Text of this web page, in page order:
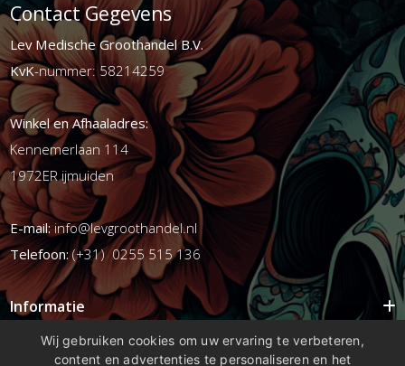
Contact Gegevens
Lev Medische Groothandel B.V.
KvK-nummer: 58214259
Winkel en Afhaaladres:
Kennemerlaan 114
1972ER ijmuiden
E-mail:info@levgroothandel.nl
Telefoon:(+31) 0255 515 136
Informatie
Mijn account
Wij gebruiken cookies om uw ervaring te verbeteren,
content en advertenties te personaliseren en het